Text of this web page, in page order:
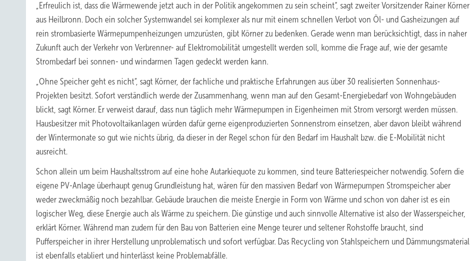
„Erfreulich ist, dass die Wärmewende jetzt auch in der Politik angekommen zu sein scheint“, sagt zweiter Vorsitzender Rainer Körner
aus Heilbronn. Doch ein solcher Systemwandel sei komplexer als nur mit einem schnellen Verbot von Öl- und Gasheizungen auf
rein strombasierte Wärmepumpenheizungen umzurüsten, gibt Körner zu bedenken. Gerade wenn man berücksichtigt, dass in naher
Zukunft auch der Verkehr von Verbrenner- auf Elektromobilität umgestellt werden soll, komme die Frage auf, wie der gesamte
Strombedarf bei sonnen- und windarmen Tagen gedeckt werden kann.
„Ohne Speicher geht es nicht“, sagt Körner, der fachliche und praktische Erfahrungen aus über 30 realisierten Sonnenhaus-
Projekten besitzt. Sofort verständlich werde der Zusammenhang, wenn man auf den Gesamt-Energiebedarf von Wohngebäuden
blickt, sagt Körner. Er verweist darauf, dass nun täglich mehr Wärmepumpen in Eigenheimen mit Strom versorgt werden müssen.
Hausbesitzer mit Photovoltaikanlagen würden dafür gerne eigenproduzierten Sonnenstrom einsetzen, aber davon bleibt während
der Wintermonate so gut wie nichts übrig, da dieser in der Regel schon für den Bedarf im Haushalt bzw. die E-Mobilität nicht
ausreicht.
Schon allein um beim Haushaltsstrom auf eine hohe Autarkiequote zu kommen, sind teure Batteriespeicher notwendig. Sofern die
eigene PV-Anlage überhaupt genug Grundleistung hat, wären für den massiven Bedarf von Wärmepumpen Stromspeicher aber
weder zweckmäßig noch bezahlbar. Gebäude brauchen die meiste Energie in Form von Wärme und schon von daher ist es ein
logischer Weg, diese Energie auch als Wärme zu speichern. Die günstige und auch sinnvolle Alternative ist also der Wasserspeicher,
erklärt Körner. Während man zudem für den Bau von Batterien eine Menge teurer und seltener Rohstoffe braucht, sind
Pufferspeicher in ihrer Herstellung unproblematisch und sofort verfügbar. Das Recycling von Stahlspeichern und Dämmungsmaterial
ist ebenfalls etabliert und hinterlässt keine Problemabfälle.